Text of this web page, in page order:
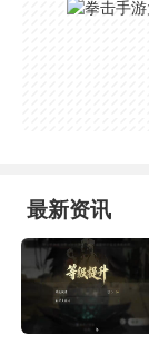
最新资讯